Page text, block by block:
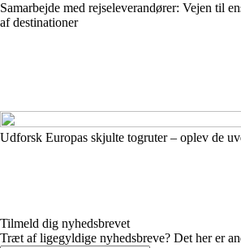
Samarbejde med rejseleverandører: Vejen til
af destinationer
Udforsk Europas skjulte togruter – oplev de
Tilmeld dig nyhedsbrevet
Træt af ligegyldige nyhedsbreve? Det her er